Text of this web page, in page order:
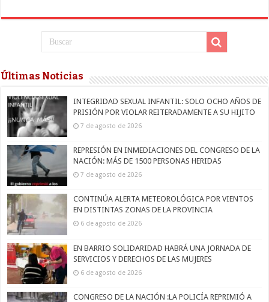
Últimas Noticias
INTEGRIDAD SEXUAL INFANTIL: SOLO OCHO AÑOS DE
PRISIÓN POR VIOLAR REITERADAMENTE A SU HIJITO
7 de agosto de 2026
REPRESIÓN EN INMEDIACIONES DEL CONGRESO DE LA
NACIÓN: MÁS DE 1500 PERSONAS HERIDAS
7 de agosto de 2026
CONTINÚA ALERTA METEOROLÓGICA POR VIENTOS
EN DISTINTAS ZONAS DE LA PROVINCIA
6 de agosto de 2026
EN BARRIO SOLIDARIDAD HABRÁ UNA JORNADA DE
SERVICIOS Y DERECHOS DE LAS MUJERES
6 de agosto de 2026
CONGRESO DE LA NACIÓN :LA POLICÍA REPRIMIÓ A